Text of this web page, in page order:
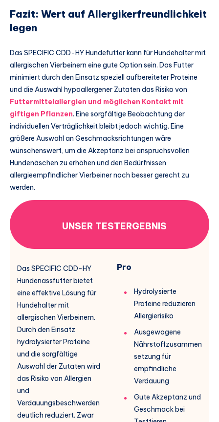
Fazit: Wert auf Allergikerfreundlichkeit
legen
Das SPECIFIC CDD-HY Hundefutter kann für Hundehalter mit
allergischen Vierbeinern eine gute Option sein. Das Futter
minimiert durch den Einsatz speziell aufbereiteter Proteine
und die Auswahl hypoallergener Zutaten das Risiko von
Futtermittelallergien und möglichen Kontakt mit
giftigen Pflanzen. Eine sorgfältige Beobachtung der
individuellen Verträglichkeit bleibt jedoch wichtig. Eine
größere Auswahl an Geschmacksrichtungen wäre
wünschenswert, um die Akzeptanz bei anspruchsvollen
Hundenäschen zu erhöhen und den Bedürfnissen
allergieempfindlicher Vierbeiner noch besser gerecht zu
werden.
UNSER TESTERGEBNIS
Das SPECIFIC CDD-HY
Hundenassfutter bietet
eine effektive Lösung für
Hundehalter mit
allergischen Vierbeinern.
Durch den Einsatz
hydrolysierter Proteine
und die sorgfältige
Auswahl der Zutaten wird
das Risiko von Allergien
und
Verdauungsbeschwerden
deutlich reduziert. Zwar
Pro
Hydrolysierte
Proteine reduzieren
Allergierisiko
Ausgewogene
Nährstoffzusammen
setzung für
empfindliche
Verdauung
Gute Akzeptanz und
Geschmack bei